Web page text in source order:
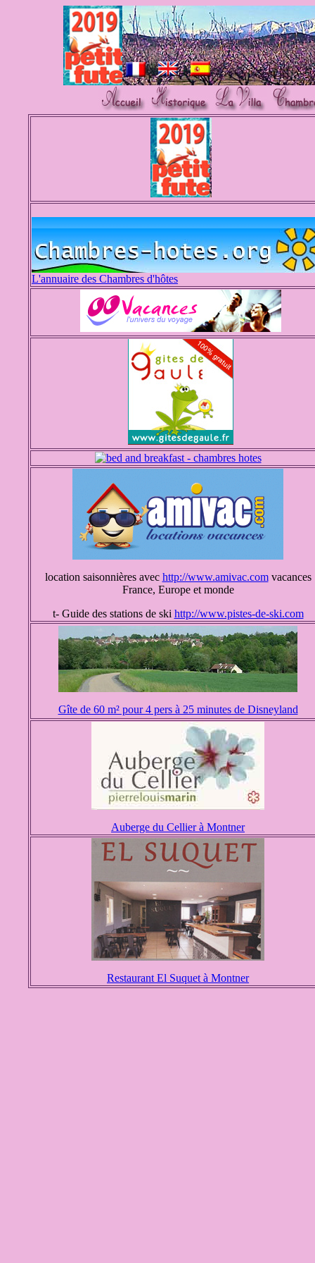
L'annuaire des Chambres d'hôtes
location saisonnières avec http://www.amivac.comvacances
France, Europe et monde
t- Guide des stations de ski http://www.pistes-de-ski.com
Gîte de 60 m² pour 4 pers à 25 minutes de Disneyland
Auberge du Cellier à Montner
Restaurant El Suquet à Montner